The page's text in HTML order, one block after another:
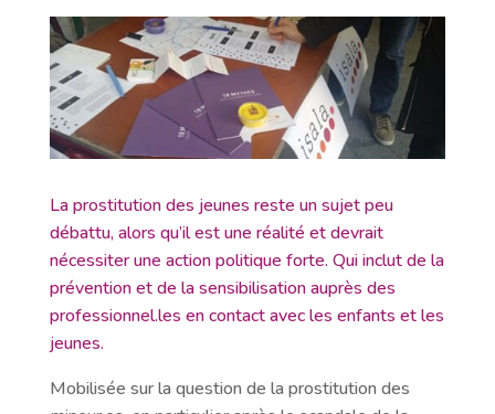
La prostitution des jeunes reste un sujet peu
débattu, alors qu’il est une réalité et devrait
nécessiter une action politique forte. Qui inclut de la
prévention et de la sensibilisation auprès des
professionnel.les en contact avec les enfants et les
jeunes.
Mobilisée sur la question de la prostitution des